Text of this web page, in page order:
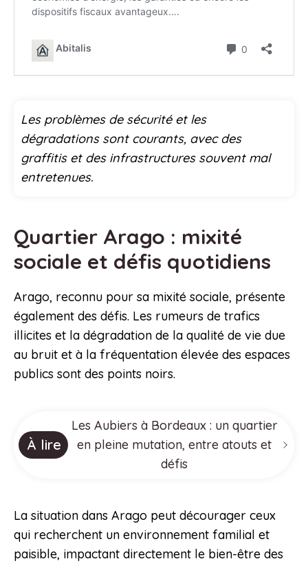
Les problèmes de sécurité et les
dégradations sont courants, avec des
graffitis et des infrastructures souvent mal
entretenues.
Quartier Arago : mixité
sociale et défis quotidiens
Arago, reconnu pour sa mixité sociale, présente
également des défis. Les rumeurs de trafics
illicites et la dégradation de la qualité de vie due
au bruit et à la fréquentation élevée des espaces
publics sont des points noirs.
À lire
Les Aubiers à Bordeaux : un quartier
en pleine mutation, entre atouts et
défis
La situation dans Arago peut décourager ceux
qui recherchent un environnement familial et
paisible, impactant directement le bien-être des